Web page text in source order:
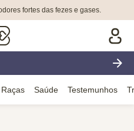
fortes das fezes e gases.
Raças Saúde Testemunhos